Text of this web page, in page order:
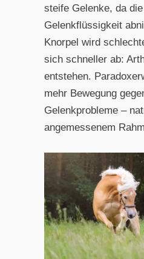
steife Gelenke, da
Gelenkflüssigkeit
Knorpel wird
sich schneller ab:
entstehen.
mehr Bewegung
Gelenkprobleme –
angemessenem